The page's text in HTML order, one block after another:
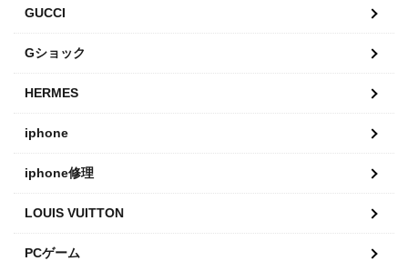
GUCCI
Gショック
HERMES
iphone
iphone修理
LOUIS VUITTON
PCゲーム